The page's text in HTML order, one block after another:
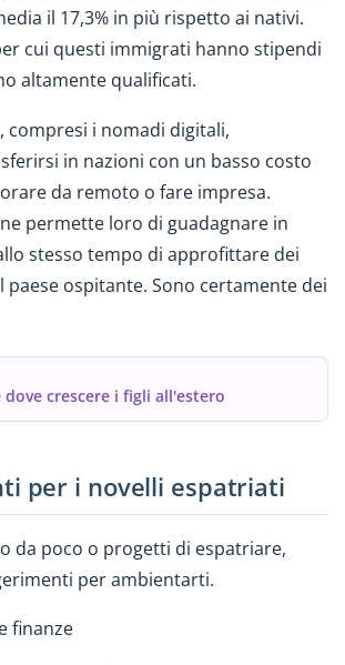
il 17,3% in più rispetto ai nativi.
cui questi immigrati hanno stipendi
altamente qualificati.
compresi i nomadi digitali,
in nazioni con un basso costo
da remoto o fare impresa.
permette loro di guadagnare in
stesso tempo di approfittare dei
ospitante. Sono certamente dei
dove crescere i figli all'estero
per i novelli espatriati
da poco o progetti di espatriare,
per ambientarti.
finanze